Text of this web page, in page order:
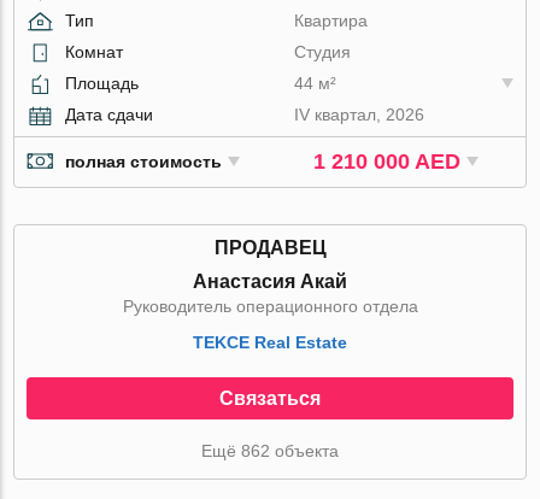
Тип
Квартира
Комнат
Студия
Площадь
44 м²
Дата сдачи
IV квартал, 2026
полная стоимость 1 210 000 AED
ПРОДАВЕЦ
Анастасия Акай
Руководитель операционного отдела
TEKCE Real Estate
Связаться
Ещё 862 объекта